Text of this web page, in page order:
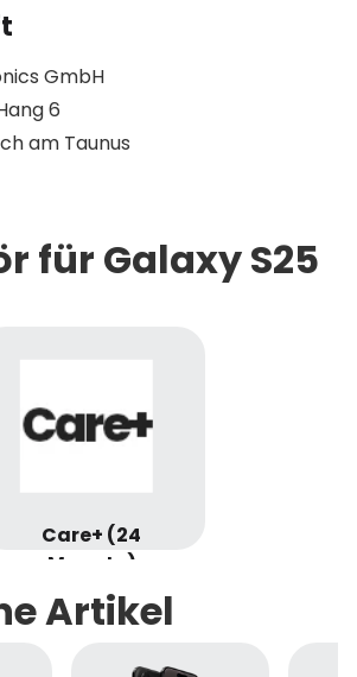
GmbH
6
am Taunus
für Galaxy S25
Care+ (24
Monate)
Artikel